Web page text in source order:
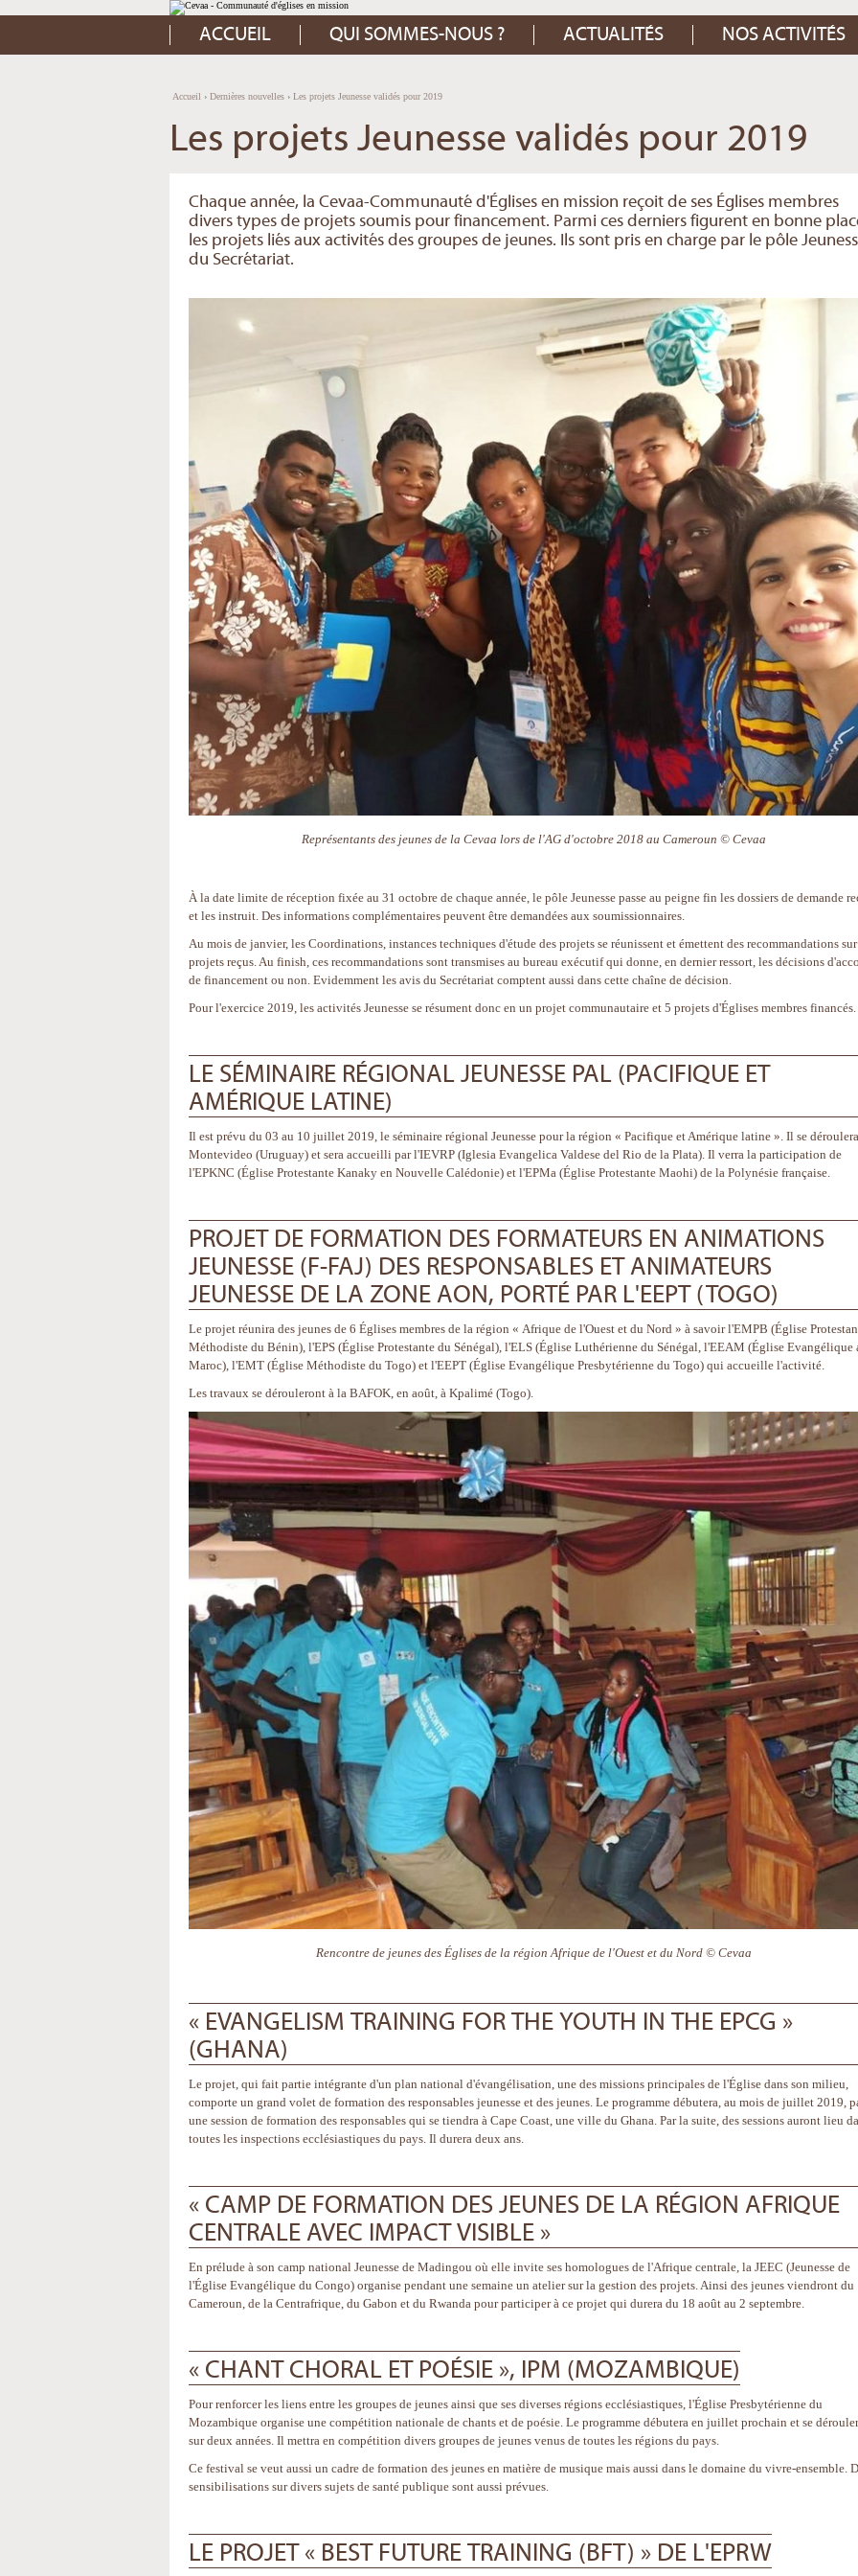
Aller
au
contenu.
Aller
à
Outils
personnels
ACCUEIL QUI SOMMES-NOUS ? ACTUALITÉS NOS ACTIVITÉS
Accueil › Dernières nouvelles › Les projets Jeunesse validés pour 2019
Les projets Jeunesse validés pour 2019
Chaque année, la Cevaa-Communauté d'Églises en mission reçoit de ses Églises membres
divers types de projets soumis pour financement. Parmi ces derniers figurent en bonne
les projets liés aux activités des groupes de jeunes. Ils sont pris en charge par le pôle
du Secrétariat.
Représentants des jeunes de la Cevaa lors de l'AG d'octobre 2018 au Cameroun © Cevaa
À la date limite de réception fixée au 31 octobre de chaque année, le pôle Jeunesse passe au peigne fin les dossiers de demande
et les instruit. Des informations complémentaires peuvent être demandées aux soumissionnaires.
Au mois de janvier, les Coordinations, instances techniques d'étude des projets se réunissent et émettent des recommandations
projets reçus. Au finish, ces recommandations sont transmises au bureau exécutif qui donne, en dernier ressort, les décisions
de financement ou non. Evidemment les avis du Secrétariat comptent aussi dans cette chaîne de décision.
Pour l'exercice 2019, les activités Jeunesse se résument donc en un projet communautaire et 5 projets d'Églises membres financés.
LE SÉMINAIRE RÉGIONAL JEUNESSE PAL (PACIFIQUE ET
AMÉRIQUE LATINE)
Il est prévu du 03 au 10 juillet 2019, le séminaire régional Jeunesse pour la région « Pacifique et Amérique latine ». Il se
Montevideo (Uruguay) et sera accueilli par l'IEVRP (Iglesia Evangelica Valdese del Rio de la Plata). Il verra la participation de
l'EPKNC (Église Protestante Kanaky en Nouvelle Calédonie) et l'EPMa (Église Protestante Maohi) de la Polynésie française.
PROJET DE FORMATION DES FORMATEURS EN ANIMATIONS
JEUNESSE (F-FAJ) DES RESPONSABLES ET ANIMATEURS
JEUNESSE DE LA ZONE AON, PORTÉ PAR L'EEPT (TOGO)
Le projet réunira des jeunes de 6 Églises membres de la région « Afrique de l'Ouest et du Nord » à savoir l'EMPB (Église
Méthodiste du Bénin), l'EPS (Église Protestante du Sénégal), l'ELS (Église Luthérienne du Sénégal, l'EEAM (Église Evangélique
Maroc), l'EMT (Église Méthodiste du Togo) et l'EEPT (Église Evangélique Presbytérienne du Togo) qui accueille l'activité.
Les travaux se dérouleront à la BAFOK, en août, à Kpalimé (Togo).
Rencontre de jeunes des Églises de la région Afrique de l'Ouest et du Nord © Cevaa
« EVANGELISM TRAINING FOR THE YOUTH IN THE EPCG »
(GHANA)
Le projet, qui fait partie intégrante d'un plan national d'évangélisation, une des missions principales de l'Église dans son milieu,
comporte un grand volet de formation des responsables jeunesse et des jeunes. Le programme débutera, au mois de juillet 2019,
une session de formation des responsables qui se tiendra à Cape Coast, une ville du Ghana. Par la suite, des sessions auront lieu
toutes les inspections ecclésiastiques du pays. Il durera deux ans.
« CAMP DE FORMATION DES JEUNES DE LA RÉGION AFRIQUE
CENTRALE AVEC IMPACT VISIBLE »
En prélude à son camp national Jeunesse de Madingou où elle invite ses homologues de l'Afrique centrale, la JEEC (Jeunesse de
l'Église Evangélique du Congo) organise pendant une semaine un atelier sur la gestion des projets. Ainsi des jeunes viendront du
Cameroun, de la Centrafrique, du Gabon et du Rwanda pour participer à ce projet qui durera du 18 août au 2 septembre.
« CHANT CHORAL ET POÉSIE », IPM (MOZAMBIQUE)
Pour renforcer les liens entre les groupes de jeunes ainsi que ses diverses régions ecclésiastiques, l'Église Presbytérienne du
Mozambique organise une compétition nationale de chants et de poésie. Le programme débutera en juillet prochain et se
sur deux années. Il mettra en compétition divers groupes de jeunes venus de toutes les régions du pays.
Ce festival se veut aussi un cadre de formation des jeunes en matière de musique mais aussi dans le domaine du vivre-ensemble.
sensibilisations sur divers sujets de santé publique sont aussi prévues.
LE PROJET « BEST FUTURE TRAINING (BFT) » DE L'EPRW